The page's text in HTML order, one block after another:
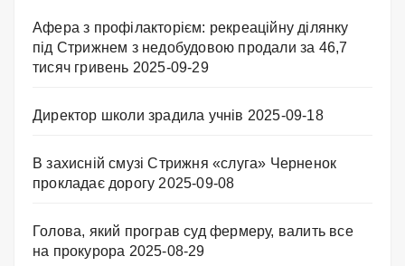
Афера з профілакторієм: рекреаційну ділянку
під Стрижнем з недобудовою продали за 46,7
тисяч гривень 2025-09-29
Директор школи зрадила учнів 2025-09-18
В захисній смузі Стрижня «слуга» Черненок
прокладає дорогу 2025-09-08
Голова, який програв суд фермеру, валить все
на прокурора 2025-08-29